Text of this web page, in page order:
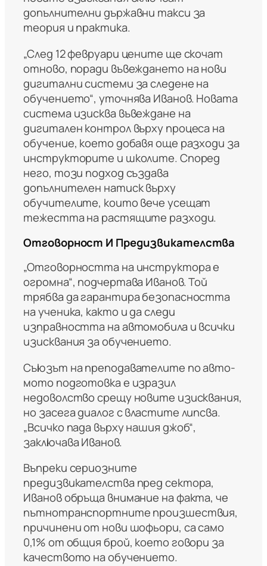
допълнителни държавни такси за
теория и практика.
„След 12 февруари цените ще скочат
отново, поради въвеждането на нови
дигитални системи за следене на
обучението“, уточнява Иванов. Новата
система изисква въвеждане на
дигитален контрол върху процеса на
обучение, което добавя още разходи за
инструкторите и школите. Според
него, този подход създава
допълнителен натиск върху
обучителите, които вече усещат
тежестта на растящите разходи.
Отговорност И Предизвикателства
„Отговорността на инструктора е
огромна“, подчертава Иванов. Той
трябва да гарантира безопасността
на ученика, както и да следи
изправността на автомобила и всички
изисквания за обучението.
Съюзът на преподавателите по авто-
мото подготовка е изразил
недоволство срещу новите изисквания,
но засега диалог с властите липсва.
„Всичко пада върху нашия джоб“,
заключава Иванов.
Въпреки сериозните
предизвикателства пред сектора,
Иванов обръща внимание на факта, че
пътнотранспортните произшествия,
причинени от нови шофьори, са само
0,1% от общия брой, което говори за
качеството на обучението.